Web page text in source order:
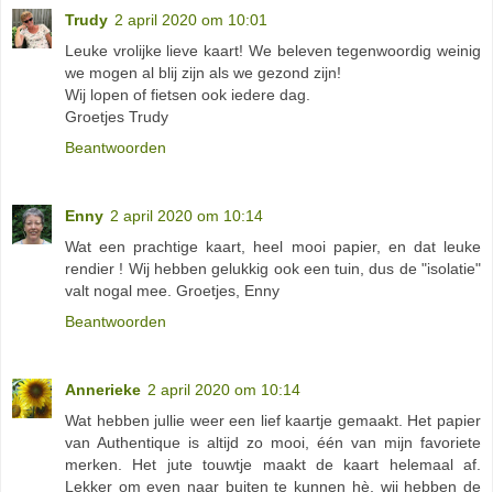
Trudy 2 april 2020 om 10:01
Leuke vrolijke lieve kaart! We beleven tegenwoordig weinig
we mogen al blij zijn als we gezond zijn!
Wij lopen of fietsen ook iedere dag.
Groetjes Trudy
Beantwoorden
Enny 2 april 2020 om 10:14
Wat een prachtige kaart, heel mooi papier, en dat leuke
rendier ! Wij hebben gelukkig ook een tuin, dus de "isolatie"
valt nogal mee. Groetjes, Enny
Beantwoorden
Annerieke 2 april 2020 om 10:14
Wat hebben jullie weer een lief kaartje gemaakt. Het papier
van Authentique is altijd zo mooi, één van mijn favoriete
merken. Het jute touwtje maakt de kaart helemaal af.
Lekker om even naar buiten te kunnen hè, wij hebben de